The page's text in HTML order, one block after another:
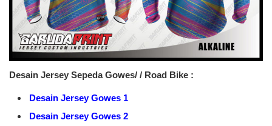
Desain Jersey Sepeda Gowes/ / Road Bike :
Desain Jersey Gowes 1
Desain Jersey Gowes 2